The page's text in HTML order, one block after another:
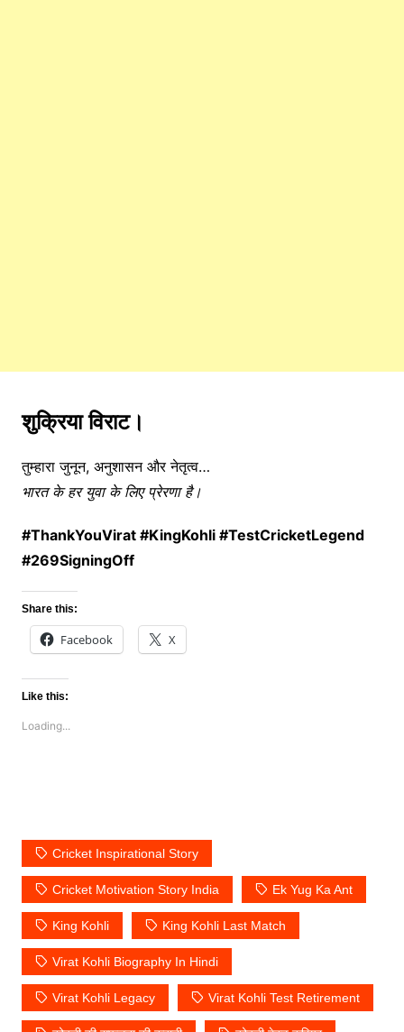
शुक्रियाविराट।
तुम्हाराजुनून, अनुशासन औरनेतृत्व…
भारतकेहर युवाकेलिए प्रेरणाहै।
#ThankYouVirat #KingKohli #TestCricketLegend
#269SigningOff
Share this:
Facebook X
Like this:
Loading...
Cricket Inspirational Story
Cricket Motivation Story India Ek Yug Ka Ant
King Kohli King Kohli Last Match
Virat Kohli Biography In Hindi
Virat Kohli Legacy Virat Kohli Test Retirement